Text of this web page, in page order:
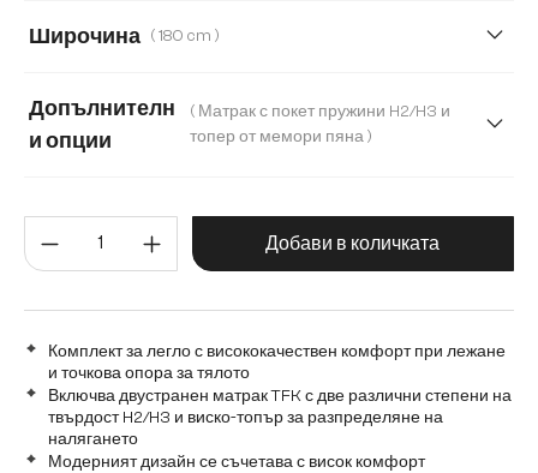
Широчина ( 180 cm )
200 cm
Допълнителн
и опции
( Матрак с покет пружини H2/H3 и
топер от мемори пяна )
Матрак с покет пружини H2/H3 и топер от мемори пяна
Количество на продукта:
Добави в количката
Комплект за легло с висококачествен комфорт при лежане
и точкова опора за тялото
Включва двустранен матрак TFK с две различни степени на
твърдост H2/H3 и виско-топър за разпределяне на
налягането
Модерният дизайн се съчетава с висок комфорт